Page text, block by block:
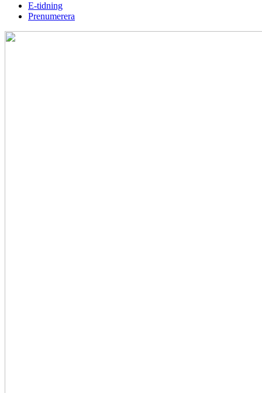
E-tidning
Prenumerera